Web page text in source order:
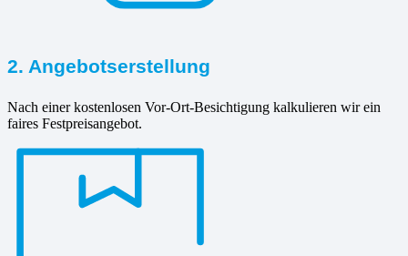
2. Angebotserstellung
Nach einer kostenlosen Vor-Ort-Besichtigung kalkulieren wir ein
faires Festpreisangebot.